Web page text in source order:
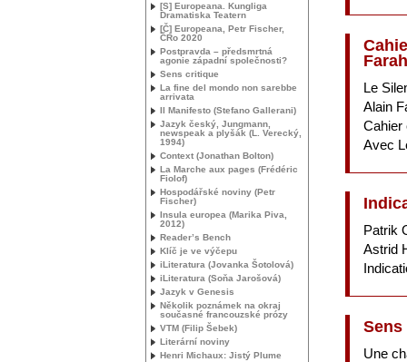
Le
Alain
Cahier
Avec
Patrik
Astrid
Une
[S] Europeana. Kungliga
Dramatiska Teatern
[Č] Europeana, Petr Fischer,
ČRo 2020
Postpravda – předsmrtná
agonie západní společnosti?
Sens critique
La fine del mondo non sarebbe
arrivata
Il Manifesto (Stefano Gallerani)
Jazyk český, Jungmann,
newspeak a plyšák (L. Verecký,
1994)
Context (Jonathan Bolton)
La Marche aux pages (Frédéric
Fiolof)
Hospodářské noviny (Petr
Fischer)
Insula europea (Marika Piva,
2012)
Reader’s Bench
Klíč je ve výčepu
iLiteratura (Jovanka Šotolová)
iLiteratura (Soňa Jarošová)
Jazyk v Genesis
Několik poznámek na okraj
současné francouzské prózy
VTM (Filip Šebek)
Literární noviny
Henri Michaux: Jistý Plume